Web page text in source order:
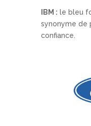
IBM : le bleu
synonyme de
confiance.